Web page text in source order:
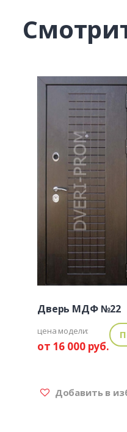
Дверь МДФ №22
цена модели:
от 16 000 руб.
Добавить в